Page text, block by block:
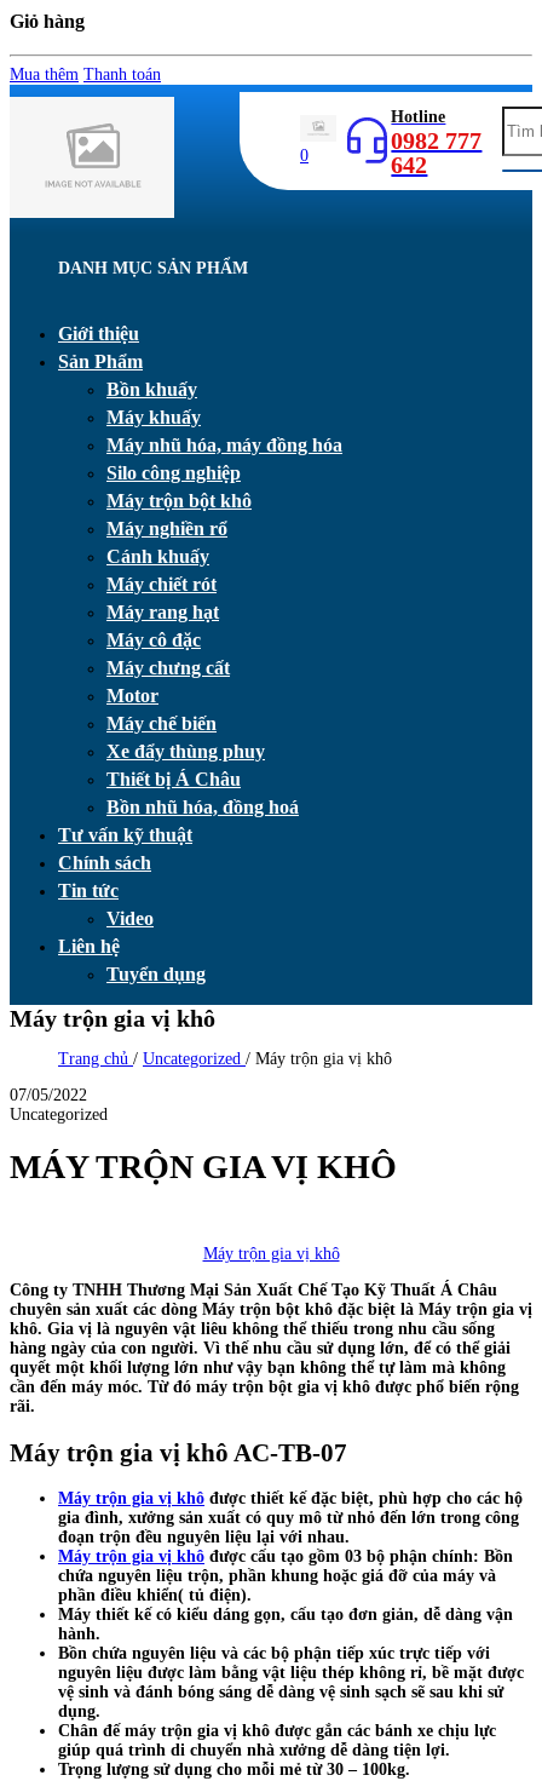
Giỏ hàng
Mua thêm Thanh toán
0
Hotline
0982 777
642
DANH MỤC SẢN PHẨM
Giới thiệu
Sản Phẩm
Bồn khuấy
Máy khuấy
Máy nhũ hóa, máy đồng hóa
Silo công nghiệp
Máy trộn bột khô
Máy nghiền rổ
Cánh khuấy
Máy chiết rót
Máy rang hạt
Máy cô đặc
Máy chưng cất
Motor
Máy chế biến
Xe đẩy thùng phuy
Thiết bị Á Châu
Bồn nhũ hóa, đồng hoá
Tư vấn kỹ thuật
Chính sách
Tin tức
Video
Liên hệ
Tuyển dụng
Máy trộn gia vị khô
Trang chủ / Uncategorized / Máy trộn gia vị khô
07/05/2022
Uncategorized
MÁY TRỘN GIA VỊ KHÔ
Máy trộn gia vị khô
Công ty TNHH Thương Mại Sản Xuất Chế Tạo Kỹ Thuất Á Châu
chuyên sản xuất các dòng Máy trộn bột khô đặc biệt là Máy trộn gia vị
khô. Gia vị là nguyên vật liêu không thể thiếu trong nhu cầu sống
hàng ngày của con người. Vì thế nhu cầu sử dụng lớn, để có thể giải
quyết một khối lượng lớn như vậy bạn không thể tự làm mà không
cần đến máy móc. Từ đó máy trộn bột gia vị khô được phổ biến rộng
rãi.
Máy trộn gia vị khô AC-TB-07
Máy trộn gia vị khô được thiết kế đặc biệt, phù hợp cho các hộ
gia đình, xưởng sản xuất có quy mô từ nhỏ đến lớn trong công
đoạn trộn đều nguyên liệu lại với nhau.
Máy trộn gia vị khô được cấu tạo gồm 03 bộ phận chính: Bồn
chứa nguyên liệu trộn, phần khung hoặc giá đỡ của máy và
phần điều khiển( tủ điện).
Máy thiết kế có kiểu dáng gọn, cấu tạo đơn giản, dễ dàng vận
hành.
Bồn chứa nguyên liệu và các bộ phận tiếp xúc trực tiếp với
nguyên liệu được làm bằng vật liệu thép không rỉ, bề mặt được
vệ sinh và đánh bóng sáng dễ dàng vệ sinh sạch sẽ sau khi sử
dụng.
Chân đế máy trộn gia vị khô được gắn các bánh xe chịu lực
giúp quá trình di chuyển nhà xưởng dễ dàng tiện lợi.
Trọng lượng sử dụng cho mỗi mẻ từ 30 – 100kg.